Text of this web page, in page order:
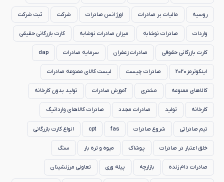
روسیه مالیات بر صادرات اورژانس صادرات شرکت ثبت شرکت
واردات صادرات نوشابه میزان صادرات نوشابه کارت بازرگانی حقیقی
کارت بازرگانی حقوقی صادرات زعفران سرمایه صادرات dap
اینکوترمز2020 صادرات چیست لیست کالای ممنوعه صادرات
کالاهای ممنوعه مشتری آموزش صادرات تولید بدون کارخانه
کارخانه تولید صادرات مجدد صادرات کالاهای وارداتیگ
تیم صادراتی شروع صادرات fas
cpt انواع کارت بازرگانی
خلق اعتبار در صادرات پوشاک میوه و تره بار سنگ
صادرات دام زنده بازارچه پیله وری تعاونی مرزنشینان